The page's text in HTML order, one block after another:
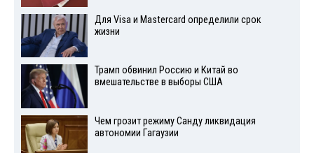
Для Visа и Mastercard определили срок
жизни
Трамп обвинил Россию и Китай во
вмешательстве в выборы США
Чем грозит режиму Санду ликвидация
автономии Гагаузии